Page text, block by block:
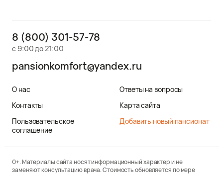
8 (800) 301-57-78
с 9:00 до 21:00
pansionkomfort@yandex.ru
О нас
Контакты
Пользовательское
соглашение
Ответы на вопросы
Карта сайта
Добавить новый пансионат
0+. Материалы сайта носят информационный характер и не
заменяют консультацию врача. Стоимость обновляется по мере